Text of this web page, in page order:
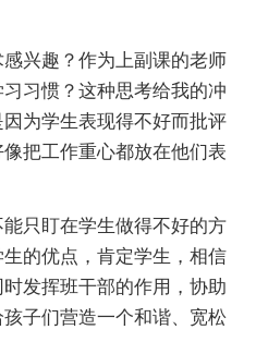
兴趣？作为上副课的老师
习惯？这种思考给我的冲
为学生表现得不好而批评
把工作重心都放在他们表
只盯在学生做得不好的方
的优点，肯定学生，相信
发挥班干部的作用，协助
子们营造一个和谐、宽松